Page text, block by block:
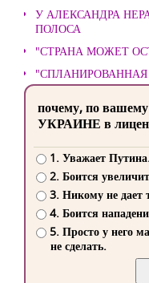
У АЛЕКСАНДРА
ПОЛОСА
"СТРАНА МОЖЕТ
почему, по
УКРАИНЕ в
1. Уважает
2. Боится
3. Никому не дает
4. Боится
5. Просто у него
не сделать.